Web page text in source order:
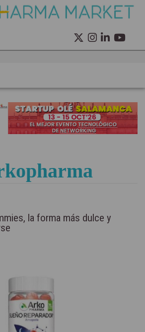
la forma más dulce y